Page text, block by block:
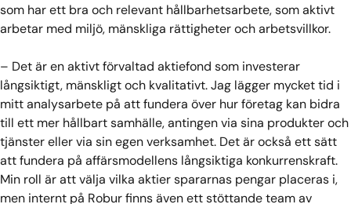
som har ett bra och relevant hållbarhetsarbete, som aktivt
arbetar med miljö, mänskliga rättigheter och arbetsvillkor.
– Det är en aktivt förvaltad aktiefond som investerar
långsiktigt, mänskligt och kvalitativt. Jag lägger mycket tid i
mitt analysarbete på att fundera över hur företag kan bidra
till ett mer hållbart samhälle, antingen via sina produkter och
tjänster eller via sin egen verksamhet. Det är också ett sätt
att fundera på affärsmodellens långsiktiga konkurrenskraft.
Min roll är att välja vilka aktier spararnas pengar placeras i,
men internt på Robur finns även ett stöttande team av